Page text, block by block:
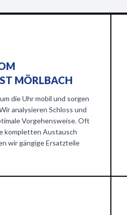
MÖRLBACH
die Uhr mobil und sorgen
analysieren Schloss und
Vorgehensweise. Oft
kompletten Austausch
wir gängige Ersatzteile